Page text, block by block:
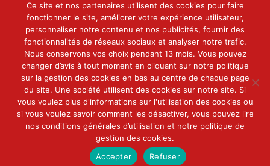
Ce site et nos partenaires utilisent des cookies pour faire
fonctionner le site, améliorer votre expérience utilisateur,
personnaliser notre contenu et nos publicités, fournir des
fonctionnalités de réseaux sociaux et analyser notre trafic.
Nous conservons vos choix pendant 13 mois. Vous pouvez
changer d’avis à tout moment en cliquant sur notre politique
sur la gestion des cookies en bas au centre de chaque page
du site. Une société utilisent des cookies sur notre site. Si
vous voulez plus d'informations sur l'utilisation des cookies ou
si vous voulez savoir comment les désactiver, vous pouvez lire
nos conditions générales d’utilisation et notre politique de
gestion des cookies.
Accepter
Refuser